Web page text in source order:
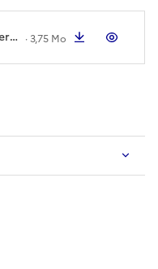
Livret Les Gardiens de la Terre.pdf ·3,75 Mo Télécharger